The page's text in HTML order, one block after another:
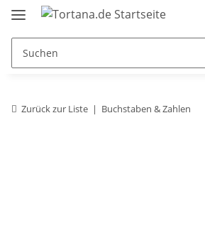
Zurück zur Liste Buchstaben & Zahlen